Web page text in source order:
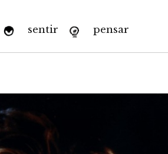
sentir pensar